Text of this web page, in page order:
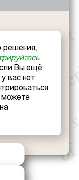
решения,
Вы ещё
вас нет
можете